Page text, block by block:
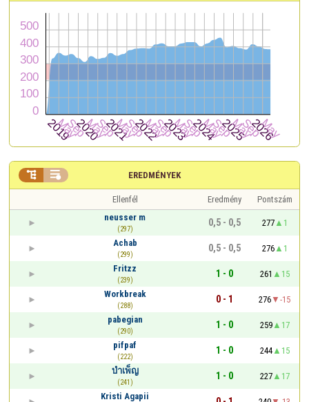
EREDMÉNYEK
 
Ellenfél Eredmény
Pontszám
neusser m
(297)
0,5 - 0,5 277
1
Achab
(299)
0,5 - 0,5 276
1
Fritzz
(239)
1 - 0 261
15
Workbreak
(288)
0 - 1 276
-15
pabegian
(290)
1 - 0 259
17
pifpaf
(222)
1 - 0 244
15
บําเพ็ญ
(241)
1 - 0 227
17
Kristi Agapii